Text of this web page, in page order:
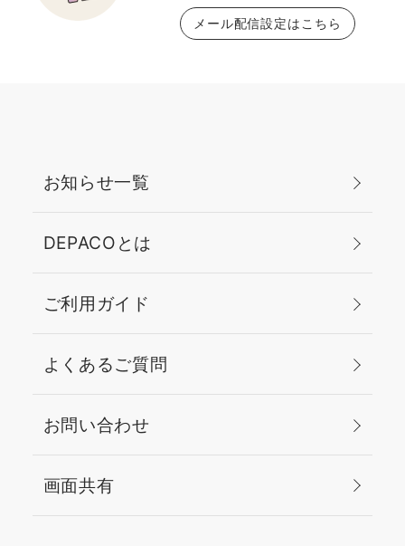
メール配信設定はこちら
お知らせ一覧
DEPACOとは
ご利用ガイド
よくあるご質問
お問い合わせ
画面共有